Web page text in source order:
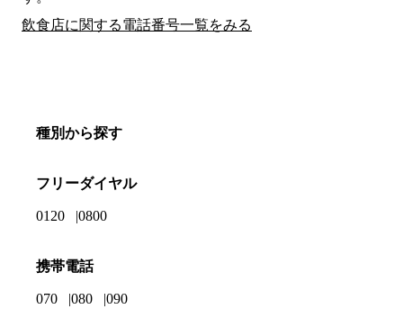
飲食店に関する電話番号一覧をみる
種別から探す
フリーダイヤル
0120 0800
携帯電話
070 080 090